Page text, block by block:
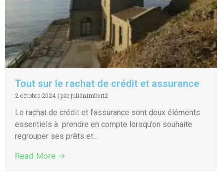
Tout sur le rachat de crédit et assurance
2 octobre 2024 | par julienimbert2
Le rachat de crédit et l’assurance sont deux éléments
essentiels à prendre en compte lorsqu’on souhaite
regrouper ses prêts et...
Read More →